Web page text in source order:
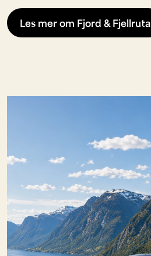
Les mer om Fjord & Fjellruta